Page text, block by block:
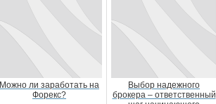
Можно ли заработать на
Форекс?
Выбор надежного
брокера – ответственный